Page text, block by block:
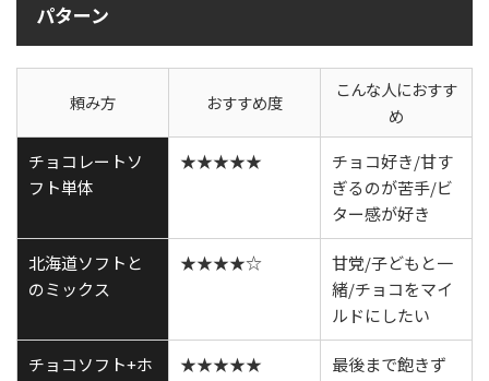
パターン
頼み方 おすすめ度
こんな人におすす
め
チョコレートソ
フト単体
★★★★★
チョコ好き/甘す
ぎるのが苦手/ビ
ター感が好き
北海道ソフトと
のミックス
★★★★☆
甘党/子どもと一
緒/チョコをマイ
ルドにしたい
チョコソフト+ホ
★★★★★
最後まで飽きず